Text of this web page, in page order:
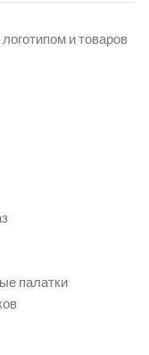
и товаров
палатки